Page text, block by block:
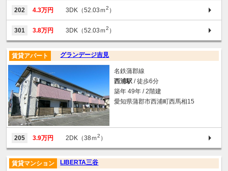
202 4.3万円 3DK（52.03ｍ2 ）
301 3.8万円 3DK（52.03ｍ2 ）
グランデージ吉見
賃貸アパート
名鉄蒲郡線
西浦駅 / 徒歩6分
築年 49年 / 2階建
愛知県蒲郡市西浦町西馬相15
205 3.9万円 2DK（38ｍ2 ）
LIBERTA三谷
賃貸マンション